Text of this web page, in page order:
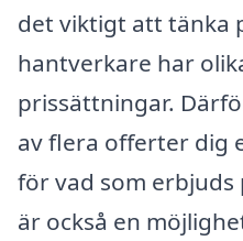
det viktigt att tänka
hantverkare har
prissättningar.
av flera offerter dig
för vad som erbjuds
är också en